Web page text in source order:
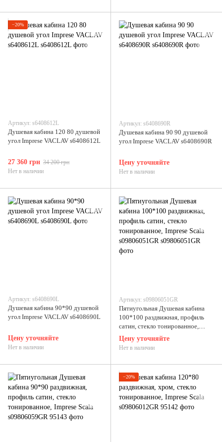
−20%
Артикул: s6408612L
Душевая кабина 120 80 душевой
угол Imprese VACLAV s6408612L
27 360 грн 34 200 грн
Нет в наличии
Артикул: s6408690R
Душевая кабина 90 90 душевой
угол Imprese VACLAV s6408690R
Цену уточняйте
Нет в наличии
Артикул: s6408690L
Душевая кабина 90*90 душевой
угол Imprese VACLAV s6408690L
Цену уточняйте
Нет в наличии
Артикул: s09806051GR
Пятиугольная Душевая кабина
100*100 раздвижная, профиль
сатин, стекло тонированное,
Imprese Scala s09806051GR
Цену уточняйте
Нет в наличии
−20%